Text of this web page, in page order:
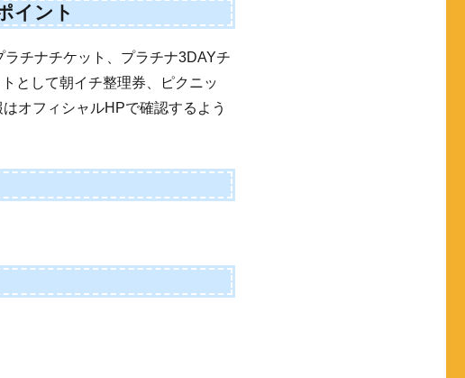
イント
チナチケット、プラチナ3DAYチ
として朝イチ整理券、ピクニッ
オフィシャルHPで確認するよう